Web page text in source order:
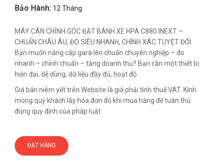
Bảo Hành: 12 Tháng
MÁY CÂN CHỈNH GÓC ĐẶT BÁNH XE HPA C880 INEXT –
CHUẨN CHÂU ÂU, ĐO SIÊU NHANH, CHÍNH XÁC TUYỆT ĐỐI
Bạn muốn nâng cấp gara lên chuẩn chuyên nghiệp – đo
nhanh – chỉnh chuẩn – tăng doanh thu? Bạn cần một thiết bị
hiện đại, dễ dùng, dữ liệu đầy đủ, hoạt độ
Giá bán niêm yết trên Website là giá phải tính thuế VAT. Kính
mong quý khách lấy hóa đơn đỏ khi mua hàng để tuân thủ
đúng quy định của pháp luật
ĐẶT HÀNG